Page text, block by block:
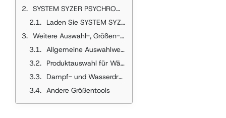
SYSTEM SYZER PSYCHROMETRIE
Laden Sie SYSTEM SYZER PSYCHROMETRY herunter
Weitere Auswahl-, Größen- Und CAD-Tools Von Bell & Gossett
Allgemeine Auswahlwerkzeuge
Produktauswahl für Wärmetauscher
Dampf- und Wasserdruckreduzierungswerte
Andere Größentools